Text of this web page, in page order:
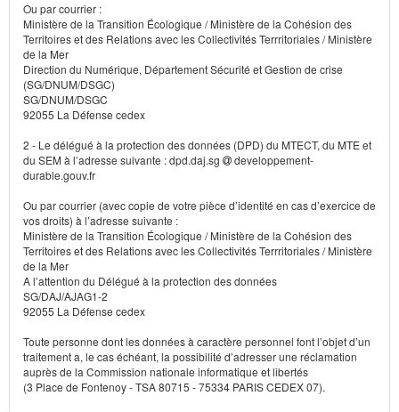
Ou par courrier :
Ministère de la Transition Écologique / Ministère de la Cohésion des
Territoires et des Relations avec les Collectivités Terrritoriales / Ministère
de la Mer
Direction du Numérique, Département Sécurité et Gestion de crise
(SG/DNUM/DSGC)
SG/DNUM/DSGC
92055 La Défense cedex
2 - Le délégué à la protection des données (DPD) du MTECT, du MTE et
du SEM à l’adresse suivante : dpd.daj.sg
developpement-
durable.gouv.fr
Ou par courrier (avec copie de votre pièce d’identité en cas d’exercice de
vos droits) à l’adresse suivante :
Ministère de la Transition Écologique / Ministère de la Cohésion des
Territoires et des Relations avec les Collectivités Terrritoriales / Ministère
de la Mer
A l’attention du Délégué à la protection des données
SG/DAJ/AJAG1-2
92055 La Défense cedex
Toute personne dont les données à caractère personnel font l’objet d’un
traitement a, le cas échéant, la possibilité d’adresser une réclamation
auprès de la Commission nationale informatique et libertés
(3 Place de Fontenoy - TSA 80715 - 75334 PARIS CEDEX 07).